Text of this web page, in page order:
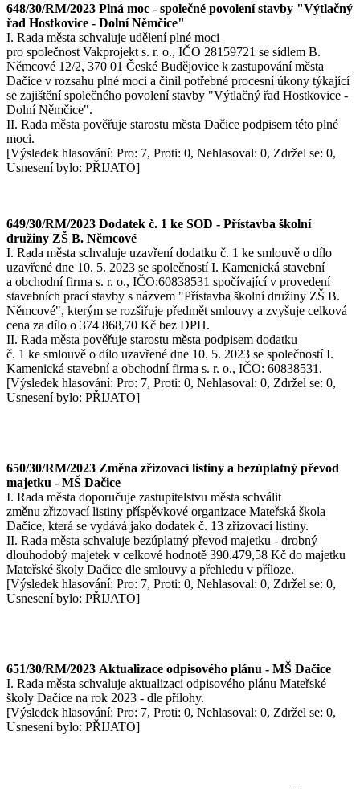
648/30/RM/2023 Plná moc - společné povolení stavby "Výtlačný
řad Hostkovice - Dolní Němčice"
I. Rada města schvaluje udělení plné moci
pro společnost Vakprojekt s. r. o., IČO 28159721 se sídlem B.
Němcové 12/2, 370 01 České Budějovice k zastupování města
Dačice v rozsahu plné moci a činil potřebné procesní úkony týkající
se zajištění společného povolení stavby "Výtlačný řad Hostkovice -
Dolní Němčice".
II. Rada města pověřuje starostu města Dačice podpisem této plné
moci.
[Výsledek hlasování: Pro: 7, Proti: 0, Nehlasoval: 0, Zdržel se: 0,
Usnesení bylo: PŘIJATO]
649/30/RM/2023 Dodatek č. 1 ke SOD - Přístavba školní
družiny ZŠ B. Němcové
I. Rada města schvaluje uzavření dodatku č. 1 ke smlouvě o dílo
uzavřené dne 10. 5. 2023 se společností I. Kamenická stavební
a obchodní firma s. r. o., IČO:60838531 spočívající v provedení
stavebních prací stavby s názvem "Přístavba školní družiny ZŠ B.
Němcové", kterým se rozšiřuje předmět smlouvy a zvyšuje celková
cena za dílo o 374 868,70 Kč bez DPH.
II. Rada města pověřuje starostu města podpisem dodatku
č. 1 ke smlouvě o dílo uzavřené dne 10. 5. 2023 se společností I.
Kamenická stavební a obchodní firma s. r. o., IČO: 60838531.
[Výsledek hlasování: Pro: 7, Proti: 0, Nehlasoval: 0, Zdržel se: 0,
Usnesení bylo: PŘIJATO]
650/30/RM/2023 Změna zřizovací listiny a bezúplatný převod
majetku - MŠ Dačice
I. Rada města doporučuje zastupitelstvu města schválit
změnu zřizovací listiny příspěvkové organizace Mateřská škola
Dačice, která se vydává jako dodatek č. 13 zřizovací listiny.
II. Rada města schvaluje bezúplatný převod majetku - drobný
dlouhodobý majetek v celkové hodnotě 390.479,58 Kč do majetku
Mateřské školy Dačice dle smlouvy a přehledu v příloze.
[Výsledek hlasování: Pro: 7, Proti: 0, Nehlasoval: 0, Zdržel se: 0,
Usnesení bylo: PŘIJATO]
651/30/RM/2023 Aktualizace odpisového plánu - MŠ Dačice
I. Rada města schvaluje aktualizaci odpisového plánu Mateřské
školy Dačice na rok 2023 - dle přílohy.
[Výsledek hlasování: Pro: 7, Proti: 0, Nehlasoval: 0, Zdržel se: 0,
Usnesení bylo: PŘIJATO]